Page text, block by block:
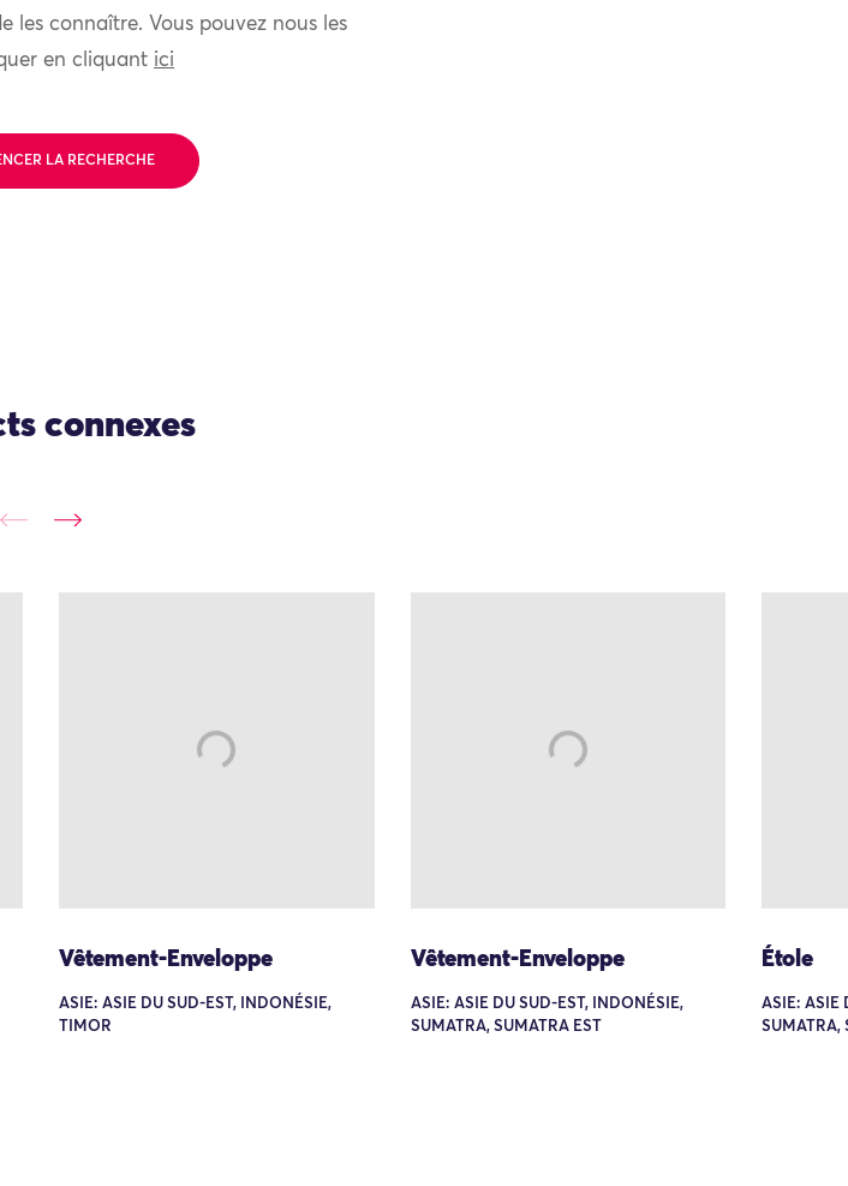
les connaître. Vous pouvez nous les
en cliquant ici
LA RECHERCHE
connexes
Vêtement-Enveloppe
ASIE: ASIE DU SUD-EST, INDONÉSIE,
TIMOR
Vêtement-Enveloppe
ASIE: ASIE DU SUD-EST, INDONÉSIE,
SUMATRA, SUMATRA EST
Étole
ASIE: ASIE
SUMATRA,